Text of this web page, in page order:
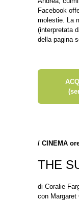
Facebook
molestie. La
(interpretata
della pagina
/ CINEMA
THE
di Coralie
con Margaret